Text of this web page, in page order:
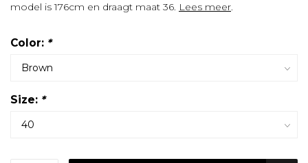
model is 176cm en draagt maat 36. Lees meer.
Color: *
Size: *